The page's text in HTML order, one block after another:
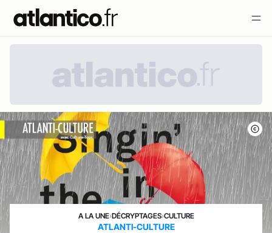
A LA UNE›DÉCRYPTAGES›CULTURE
ATLANTI-CULTURE